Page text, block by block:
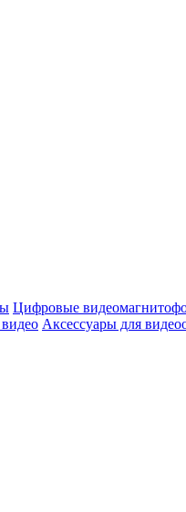
Цифровые
видео Аксессуары для